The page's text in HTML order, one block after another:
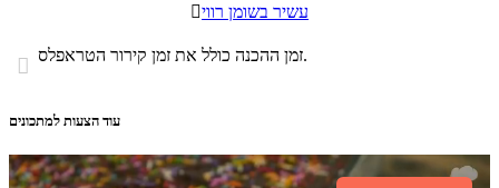
עשיר בשומן רווי
 זמן ההכנה כולל את זמן קירור הטראפלס.
עוד הצעות למתכונים